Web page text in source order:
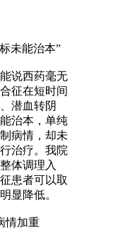
未能治本”
说西药毫无
征在短时间
潜血转阴
治本，单纯
病情，却未
治疗。我院
体调理入
患者可以取
显降低。
加重